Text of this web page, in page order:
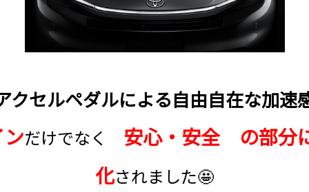
クセルペダルによる自由自在な加速
だけでなく 安心・安全 の部分
化されました🤩